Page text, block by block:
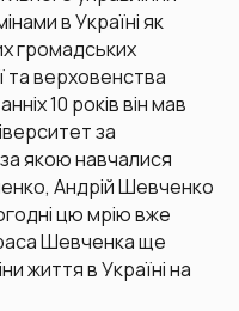
в Україні як
громадських
та верховенства
10 років він мав
за
якою навчалися
Андрій Шевченко
цю мрію вже
Шевченка ще
життя в Україні на